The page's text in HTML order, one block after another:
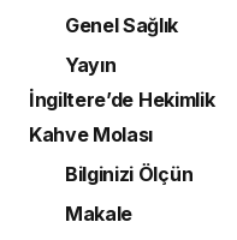
Genel Sağlık
Yayın
İngiltere’de Hekimlik
Kahve Molası
Bilginizi Ölçün
Makale